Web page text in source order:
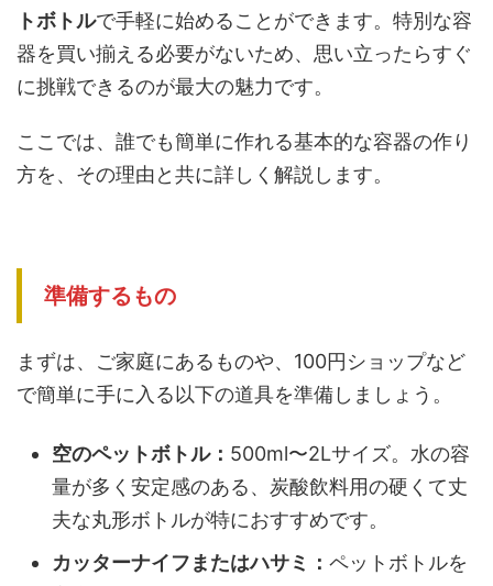
トボトルで手軽に始めることができます。特別な容
器を買い揃える必要がないため、思い立ったらすぐ
に挑戦できるのが最大の魅力です。
ここでは、誰でも簡単に作れる基本的な容器の作り
方を、その理由と共に詳しく解説します。
準備するもの
まずは、ご家庭にあるものや、100円ショップなど
で簡単に手に入る以下の道具を準備しましょう。
空のペットボトル： 500ml〜2Lサイズ。水の容
量が多く安定感のある、炭酸飲料用の硬くて丈
夫な丸形ボトルが特におすすめです。
カッターナイフまたはハサミ： ペットボトルを